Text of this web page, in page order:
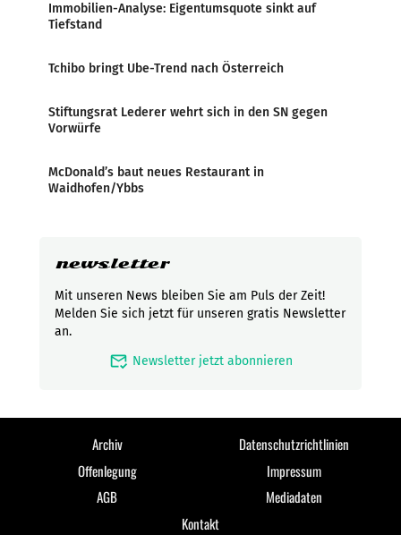
Immobilien-Analyse: Eigentumsquote sinkt auf
Tiefstand
Tchibo bringt Ube-Trend nach Österreich
Stiftungsrat Lederer wehrt sich in den SN gegen
Vorwürfe
McDonald’s baut neues Restaurant in
Waidhofen/Ybbs
newsletter
Mit unseren News bleiben Sie am Puls der Zeit!
Melden Sie sich jetzt für unseren gratis Newsletter
an.
mark_email_read Newsletter jetzt abonnieren
Archiv
Datenschutzrichtlinien
Offenlegung
Impressum
AGB
Mediadaten
Kontakt